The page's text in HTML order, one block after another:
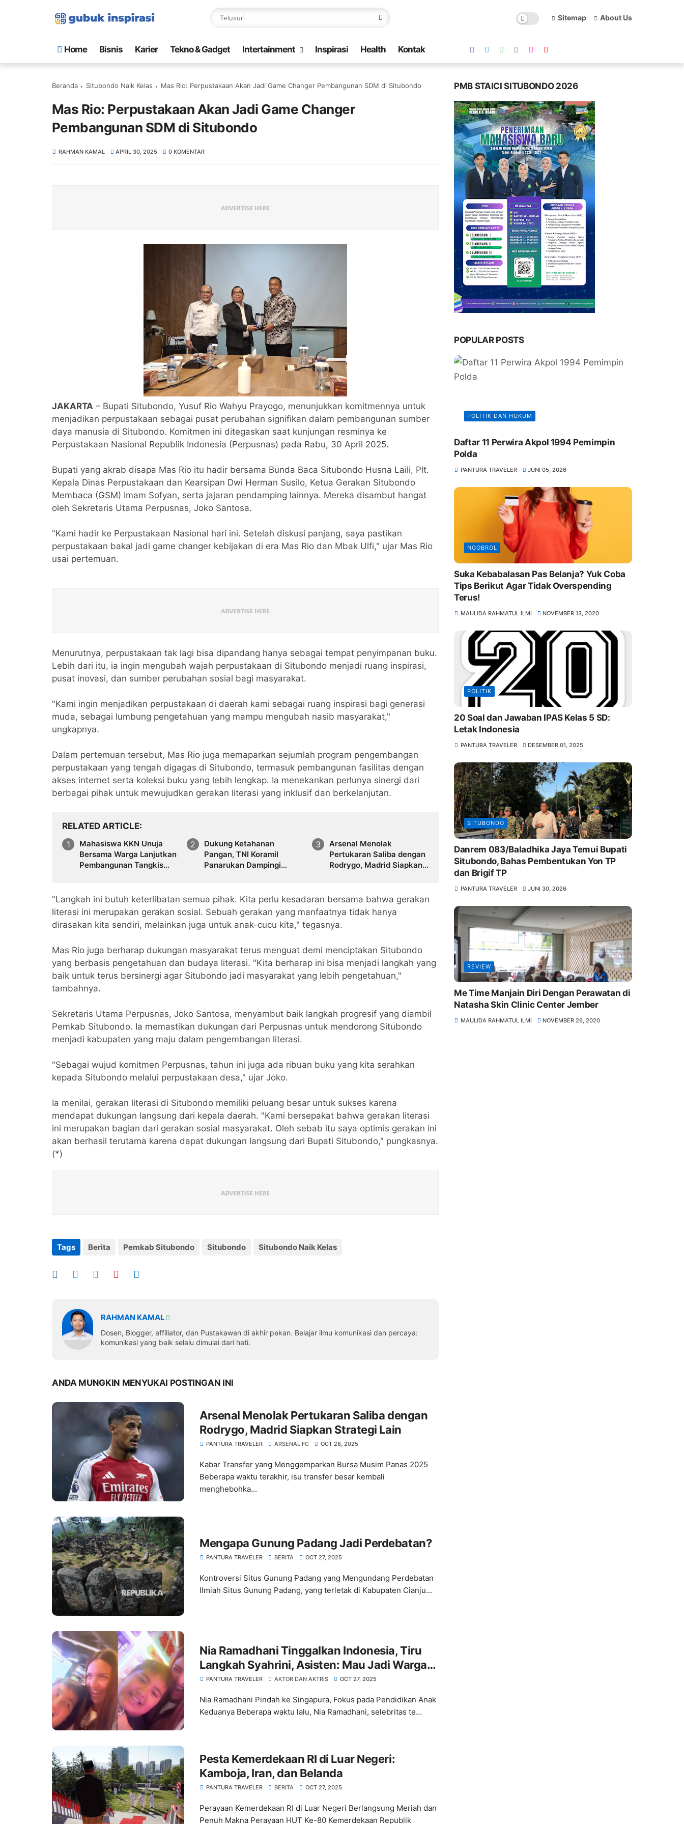
Sitemap About Us
Home Bisnis Karier Tekno & Gadget Intertainment Inspirasi Health Kontak
Beranda Situbondo Naik Kelas Mas Rio: Perpustakaan Akan Jadi Game Changer Pembangunan SDM di Situbondo
Mas Rio: Perpustakaan Akan Jadi Game Changer
Pembangunan SDM di Situbondo
RAHMAN KAMAL APRIL 30, 2025 0 KOMENTAR
JAKARTA – Bupati Situbondo, Yusuf Rio Wahyu Prayogo, menunjukkan komitmennya untuk
menjadikan perpustakaan sebagai pusat perubahan signifikan dalam pembangunan sumber
daya manusia di Situbondo. Komitmen ini ditegaskan saat kunjungan resminya ke
Perpustakaan Nasional Republik Indonesia (Perpusnas) pada Rabu, 30 April 2025.
Bupati yang akrab disapa Mas Rio itu hadir bersama Bunda Baca Situbondo Husna Laili, Plt.
Kepala Dinas Perpustakaan dan Kearsipan Dwi Herman Susilo, Ketua Gerakan Situbondo
Membaca (GSM) Imam Sofyan, serta jajaran pendamping lainnya. Mereka disambut hangat
oleh Sekretaris Utama Perpusnas, Joko Santosa.
"Kami hadir ke Perpustakaan Nasional hari ini. Setelah diskusi panjang, saya pastikan
perpustakaan bakal jadi game changer kebijakan di era Mas Rio dan Mbak Ulfi," ujar Mas Rio
usai pertemuan.
Menurutnya, perpustakaan tak lagi bisa dipandang hanya sebagai tempat penyimpanan buku.
Lebih dari itu, ia ingin mengubah wajah perpustakaan di Situbondo menjadi ruang inspirasi,
pusat inovasi, dan sumber perubahan sosial bagi masyarakat.
"Kami ingin menjadikan perpustakaan di daerah kami sebagai ruang inspirasi bagi generasi
muda, sebagai lumbung pengetahuan yang mampu mengubah nasib masyarakat,"
ungkapnya.
Dalam pertemuan tersebut, Mas Rio juga memaparkan sejumlah program pengembangan
perpustakaan yang tengah digagas di Situbondo, termasuk pembangunan fasilitas dengan
akses internet serta koleksi buku yang lebih lengkap. Ia menekankan perlunya sinergi dari
berbagai pihak untuk mewujudkan gerakan literasi yang inklusif dan berkelanjutan.
RELATED ARTICLE
Mahasiswa KKN Unuja
Bersama Warga Lanjutkan
Pembangunan Tangkis
Dukung Ketahanan
Pangan, TNI Koramil
Panarukan Dampingi
Arsenal Menolak
Pertukaran Saliba dengan
Rodrygo, Madrid Siapkan
"Langkah ini butuh keterlibatan semua pihak. Kita perlu kesadaran bersama bahwa gerakan
literasi ini merupakan gerakan sosial. Sebuah gerakan yang manfaatnya tidak hanya
dirasakan kita sendiri, melainkan juga untuk anak-cucu kita," tegasnya.
Mas Rio juga berharap dukungan masyarakat terus menguat demi menciptakan Situbondo
yang berbasis pengetahuan dan budaya literasi. "Kita berharap ini bisa menjadi langkah yang
baik untuk terus bersinergi agar Situbondo jadi masyarakat yang lebih pengetahuan,"
tambahnya.
Sekretaris Utama Perpusnas, Joko Santosa, menyambut baik langkah progresif yang diambil
Pemkab Situbondo. Ia memastikan dukungan dari Perpusnas untuk mendorong Situbondo
menjadi kabupaten yang maju dalam pengembangan literasi.
"Sebagai wujud komitmen Perpusnas, tahun ini juga ada ribuan buku yang kita serahkan
kepada Situbondo melalui perpustakaan desa," ujar Joko.
Ia menilai, gerakan literasi di Situbondo memiliki peluang besar untuk sukses karena
mendapat dukungan langsung dari kepala daerah. "Kami bersepakat bahwa gerakan literasi
ini merupakan bagian dari gerakan sosial masyarakat. Oleh sebab itu saya optimis gerakan ini
akan berhasil terutama karena dapat dukungan langsung dari Bupati Situbondo," pungkasnya.
(*)
Tags Berita Pemkab Situbondo Situbondo Situbondo Naik Kelas
RAHMAN KAMAL
Dosen, Blogger, affiliator, dan Pustakawan di akhir pekan. Belajar ilmu komunikasi dan percaya:
komunikasi yang baik selalu dimulai dari hati.
ANDA MUNGKIN MENYUKAI POSTINGAN INI
Arsenal Menolak Pertukaran Saliba dengan
Rodrygo, Madrid Siapkan Strategi Lain
PANTURA TRAVELER ARSENAL FC OCT 28, 2025
Kabar Transfer yang Menggemparkan Bursa Musim Panas 2025
Beberapa waktu terakhir, isu transfer besar kembali
menghebohka...
Mengapa Gunung Padang Jadi Perdebatan?
PANTURA TRAVELER BERITA OCT 27, 2025
Kontroversi Situs Gunung Padang yang Mengundang Perdebatan
Ilmiah Situs Gunung Padang, yang terletak di Kabupaten Cianju...
Nia Ramadhani Tinggalkan Indonesia, Tiru
Langkah Syahrini, Asisten: Mau Jadi Warga
Singapura
PANTURA TRAVELER AKTOR DAN AKTRIS OCT 27, 2025
Nia Ramadhani Pindah ke Singapura, Fokus pada Pendidikan Anak
Keduanya Beberapa waktu lalu, Nia Ramadhani, selebritas te...
Pesta Kemerdekaan RI di Luar Negeri:
Kamboja, Iran, dan Belanda
PANTURA TRAVELER BERITA OCT 27, 2025
Perayaan Kemerdekaan RI di Luar Negeri Berlangsung Meriah dan
Penuh Makna Perayaan HUT Ke-80 Kemerdekaan Republik
PMB STAICI SITUBONDO 2026
POPULAR POSTS
POLITIK DAN HUKUM
Daftar 11 Perwira Akpol 1994 Pemimpin
Polda
PANTURA TRAVELER JUNI 05, 2026
NGOBROL
Suka Kebabalasan Pas Belanja? Yuk Coba
Tips Berikut Agar Tidak Overspending
Terus!
MAULIDA RAHMATUL ILMI NOVEMBER 13, 2020
POLITIK
20 Soal dan Jawaban IPAS Kelas 5 SD:
Letak Indonesia
PANTURA TRAVELER DESEMBER 01, 2025
SITUBONDO
Danrem 083/Baladhika Jaya Temui Bupati
Situbondo, Bahas Pembentukan Yon TP
dan Brigif TP
PANTURA TRAVELER JUNI 30, 2026
REVIEW
Me Time Manjain Diri Dengan Perawatan di
Natasha Skin Clinic Center Jember
MAULIDA RAHMATUL ILMI NOVEMBER 26, 2020